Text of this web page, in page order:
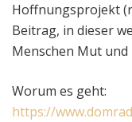
Hoffnungsprojekt
Beitrag, in dieser
Menschen Mut
Worum es geht:
https://